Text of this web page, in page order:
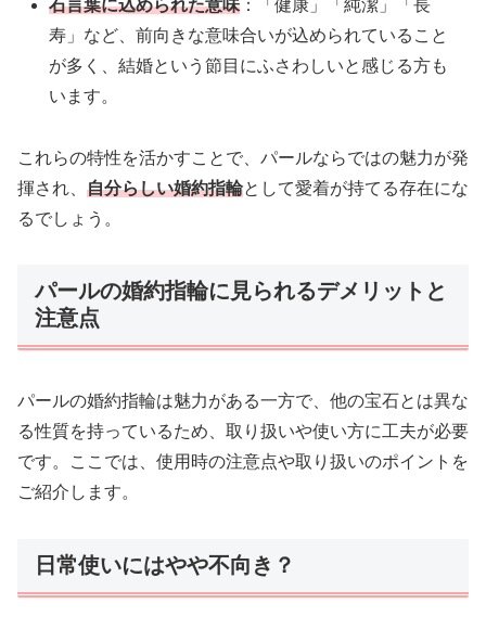
石言葉に込められた意味 ：「健康」「純潔」「長
寿」など、前向きな意味合いが込められていること
が多く、結婚という節目にふさわしいと感じる方も
います。
これらの特性を活かすことで、パールならではの魅力が発
揮され、 自分らしい婚約指輪として愛着が持てる存在にな
るでしょう。
パールの婚約指輪に見られるデメリットと
注意点
パールの婚約指輪は魅力がある一方で、他の宝石とは異な
る性質を持っているため、取り扱いや使い方に工夫が必要
です。ここでは、使用時の注意点や取り扱いのポイントを
ご紹介します。
日常使いにはやや不向き？